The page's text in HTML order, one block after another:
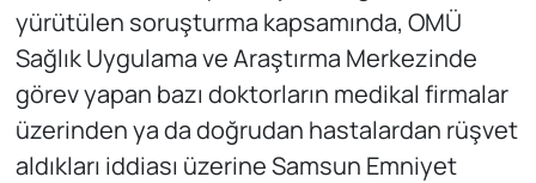
yürütülen soruşturma kapsamında, OMÜ
Sağlık Uygulama ve Araştırma Merkezinde
görev yapan bazı doktorların medikal firmalar
üzerinden ya da doğrudan hastalardan rüşvet
aldıkları iddiası üzerine Samsun Emniyet